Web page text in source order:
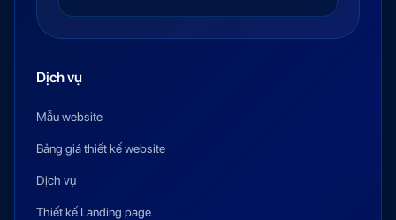
Dịch vụ
Mẫu website
Bảng giá thiết kế website
Dịch vụ
Thiết kế Landing page